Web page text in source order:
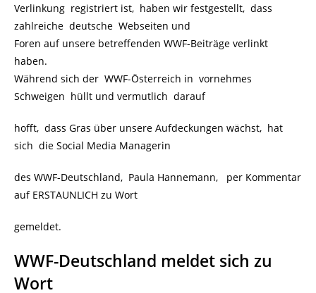
Verlinkung registriert ist, haben wir festgestellt, dass
zahlreiche deutsche Webseiten und
Foren auf unsere betreffenden WWF-Beiträge verlinkt
haben.
Während sich der WWF-Österreich in vornehmes
Schweigen hüllt und vermutlich darauf
hofft, dass Gras über unsere Aufdeckungen wächst, hat
sich die Social Media Managerin
des WWF-Deutschland, Paula Hannemann, per Kommentar
auf ERSTAUNLICH zu Wort
gemeldet.
WWF-Deutschland meldet sich zu
Wort